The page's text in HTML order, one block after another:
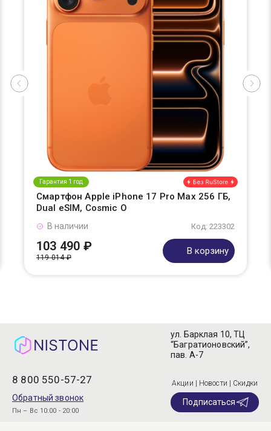
Гарантия 1 год
Смартфон Apple iPhone 17 Pro Max 256 ГБ,
Dual eSIM, Cosmic O
Код: 223302
В наличии
103 490 ₽
119 014 ₽
В корзину
8 800 550-57-27
Обратный звонок
Пн – Вс 10:00 - 20:00
ул. Барклая 10, ТЦ
“Багратионовский”,
пав. А-7
Акции | Новости | Скидки
Подписаться